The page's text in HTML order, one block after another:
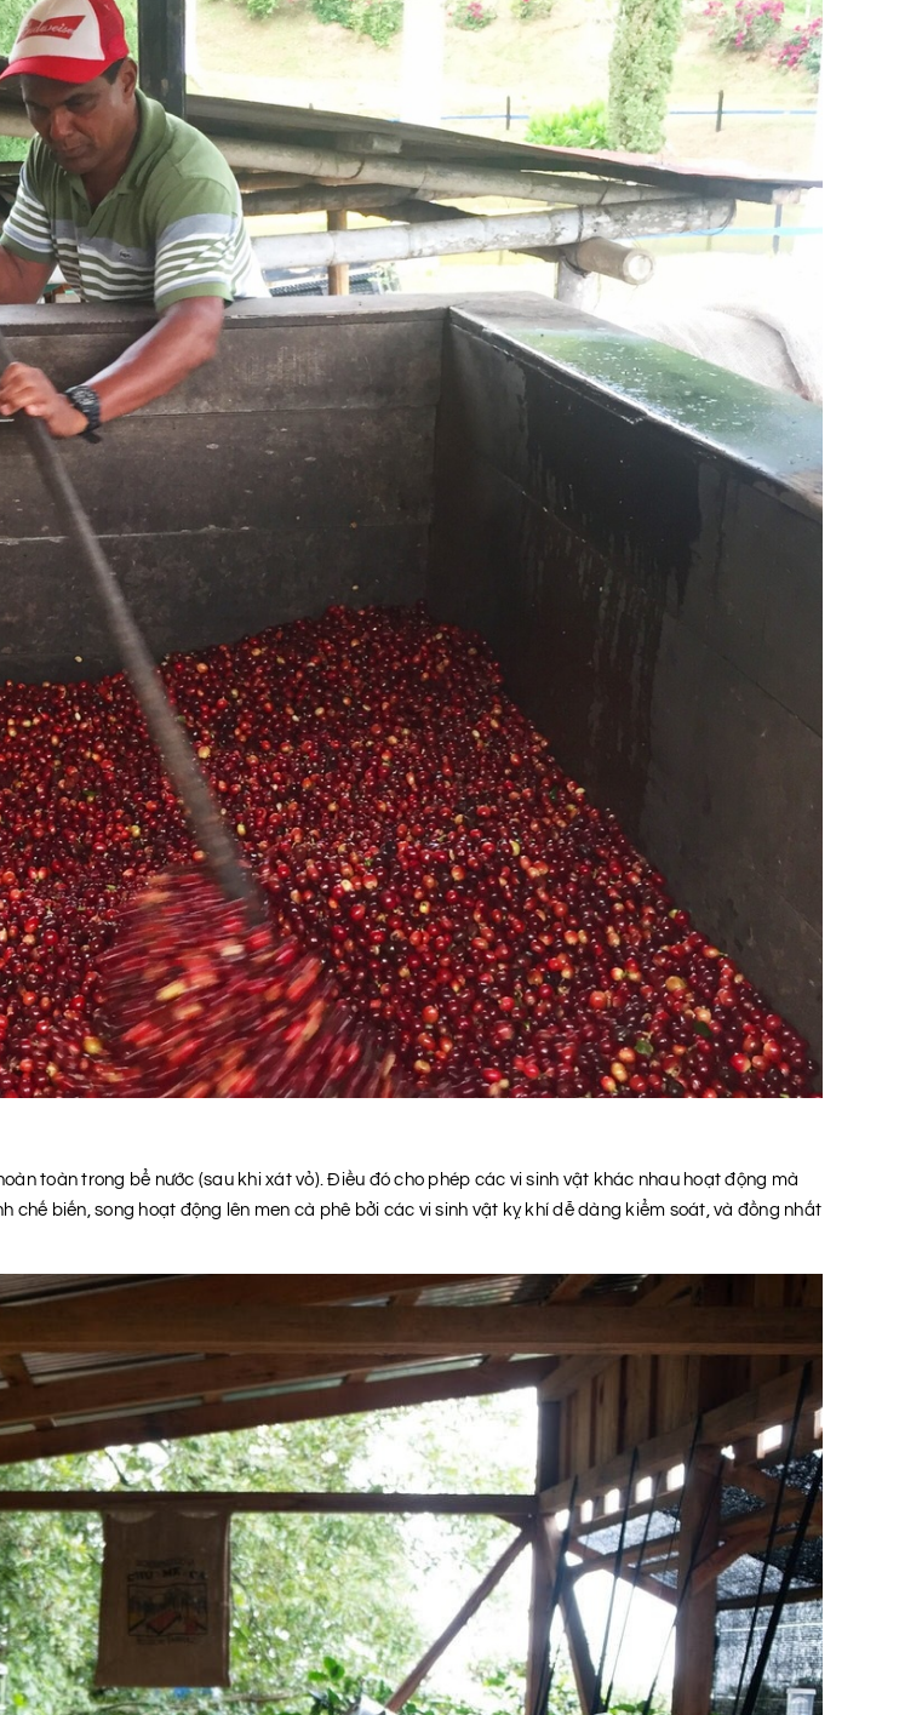
toàn trong bể nước (sau khi xát vỏ). Điều đó cho phép các vi sinh vật khác nhau hoạt động mà
chế biến, song hoạt động lên men cà phê bởi các vi sinh vật kỵ khí dễ dàng kiểm soát, và đồng nhất